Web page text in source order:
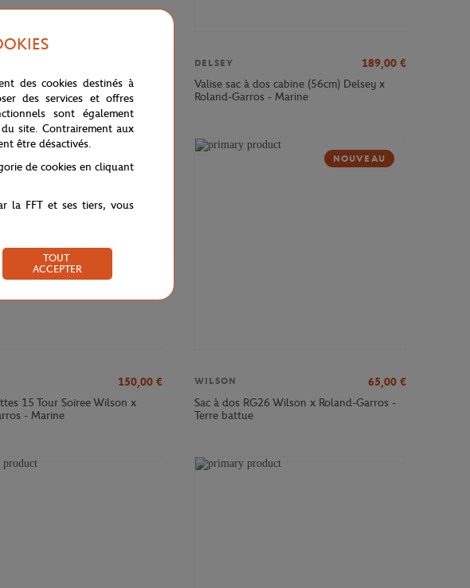
Cadence (55cm) Delsey x
- Marine
DELSEY 189,00 €
Valise sac à dos cabine (56cm) Delsey x
Roland-Garros - Marine
150,00 €
15 Tour Soiree Wilson x
- Marine
NOUVEAU
WILSON 65,00 €
Sac à dos RG26 Wilson x Roland-Garros -
Terre battue
des cookies destinés à
des services et offres
sont également
site. Contrairement aux
être désactivés.
de cookies en cliquant
la FFT et ses tiers, vous
TOUT
ACCEPTER